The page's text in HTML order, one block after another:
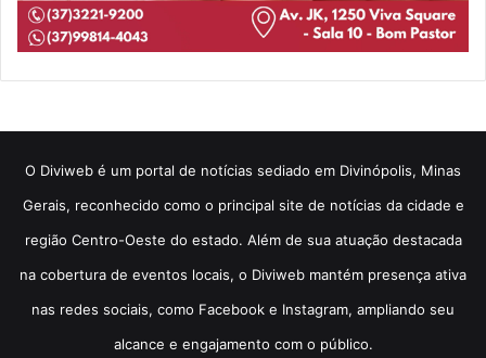
​O Diviweb é um portal de notícias sediado em Divinópolis, Minas
Gerais, reconhecido como o principal site de notícias da cidade e
região Centro-Oeste do estado. Além de sua atuação destacada
na cobertura de eventos locais, o Diviweb mantém presença ativa
nas redes sociais, como Facebook e Instagram, ampliando seu
alcance e engajamento com o público.